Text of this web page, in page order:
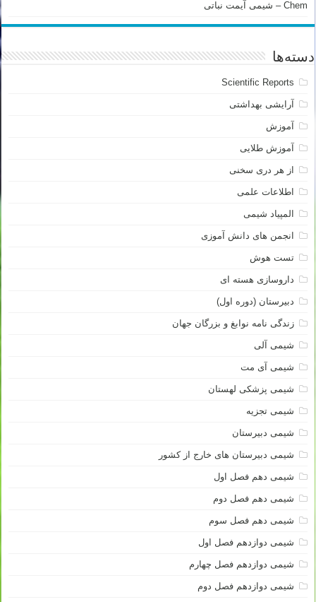
Chem – شیمی آیمت نباتی
دسته‌ها
Scientific Reports
آرایشی بهداشتی
آموزش
آموزش طلایی
از هر دری سخنی
اطلاعات علمی
المپیاد شیمی
انجمن های دانش آموزی
تست هوش
داروسازی هسته ای
دبیرستان (دوره اول)
زندگی نامه نوابغ و بزرگان جهان
شیمی آلی
شیمی آی مت
شیمی پزشکی لهستان
شیمی تجزیه
شیمی دبیرستان
شیمی دبیرستان های خارج از کشور
شیمی دهم فصل اول
شیمی دهم فصل دوم
شیمی دهم فصل سوم
شیمی دوازدهم فصل اول
شیمی دوازدهم فصل چهارم
شیمی دوازدهم فصل دوم